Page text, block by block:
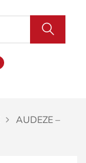
AUDEZE –